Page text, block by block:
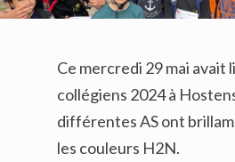
Ce mercredi 29 mai avait
collégiens 2024 à
différentes AS ont
les couleurs H2N.